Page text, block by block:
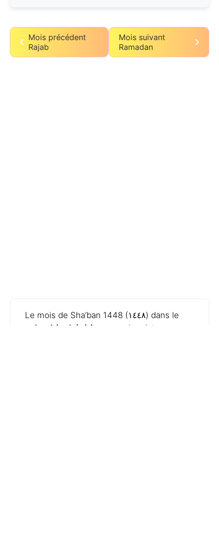
Mois précédent
Rajab
Mois suivant
Ramadan
Le mois de Sha’ban 1448 (١٤٤٨) dans le
calendrier hégirien
, avec les dates